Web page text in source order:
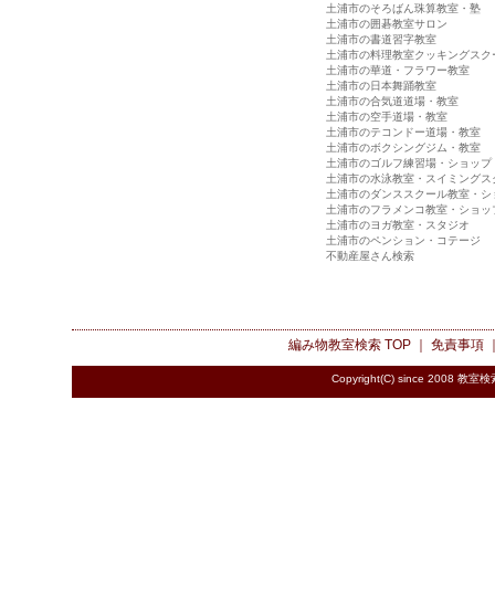
土浦市のそろばん珠算教室・塾
土浦市の囲碁教室サロン
土浦市の書道習字教室
土浦市の料理教室クッキングスク
土浦市の華道・フラワー教室
土浦市の日本舞踊教室
土浦市の合気道道場・教室
土浦市の空手道場・教室
土浦市のテコンドー道場・教室
土浦市のボクシングジム・教室
土浦市のゴルフ練習場・ショップ
土浦市の水泳教室・スイミングス
土浦市のダンススクール教室・シ
土浦市のフラメンコ教室・ショッ
土浦市のヨガ教室・スタジオ
土浦市のペンション・コテージ
不動産屋さん検索
編み物教室検索TOP ｜ 免責事項
Copyright(C) since 2008 教室検